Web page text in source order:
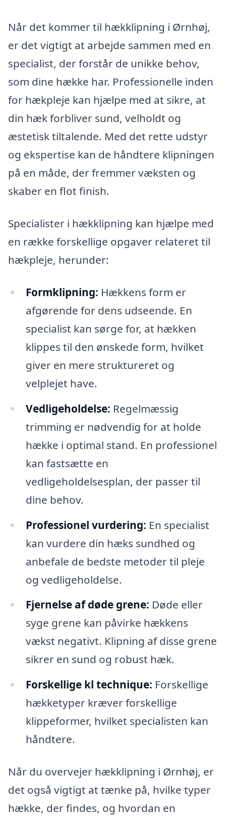
Når det kommer til hækklipning i Ørnhøj,
er det vigtigt at arbejde sammen med en
specialist, der forstår de unikke behov,
som dine hække har. Professionelle inden
for hækpleje kan hjælpe med at sikre, at
din hæk forbliver sund, velholdt og
æstetisk tiltalende. Med det rette udstyr
og ekspertise kan de håndtere klipningen
på en måde, der fremmer væksten og
skaber en flot finish.
Specialister i hækklipning kan hjælpe med
en række forskellige opgaver relateret til
hækpleje, herunder:
Formklipning: Hækkens form er
afgørende for dens udseende. En
specialist kan sørge for, at hækken
klippes til den ønskede form, hvilket
giver en mere struktureret og
velplejet have.
Vedligeholdelse: Regelmæssig
trimming er nødvendig for at holde
hække i optimal stand. En professionel
kan fastsætte en
vedligeholdelsesplan, der passer til
dine behov.
Professionel vurdering: En specialist
kan vurdere din hæks sundhed og
anbefale de bedste metoder til pleje
og vedligeholdelse.
Fjernelse af døde grene: Døde eller
syge grene kan påvirke hækkens
vækst negativt. Klipning af disse grene
sikrer en sund og robust hæk.
Forskellige kl technique: Forskellige
hækketyper kræver forskellige
klippeformer, hvilket specialisten kan
håndtere.
Når du overvejer hækklipning i Ørnhøj, er
det også vigtigt at tænke på, hvilke typer
hække, der findes, og hvordan en